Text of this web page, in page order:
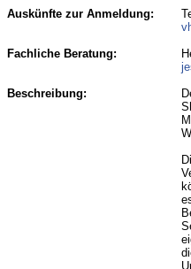
Auskünfte zur Anmeldung:
Fachliche Beratung:
Beschreibung: